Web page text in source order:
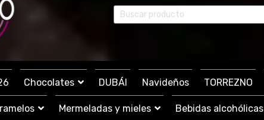
Chocolates DUBÁI Navideños TORREZNO
Mermeladas y mieles Bebidas alcohólicas